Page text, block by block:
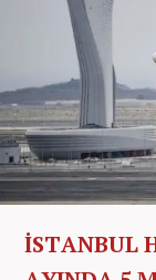
İSTANBUL